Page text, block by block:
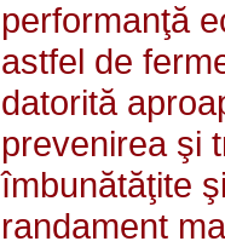
performanţă
astfel de
datorită
prevenirea şi
îmbunătăţite
randament